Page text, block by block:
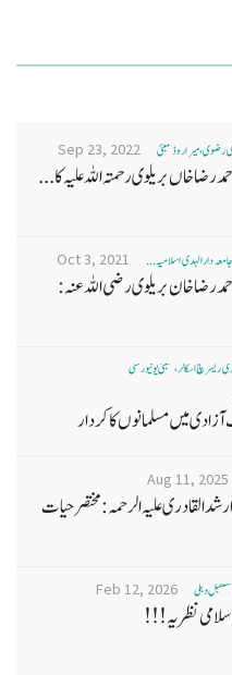
رضوی ، میرا روڈ ممبئی Sep 23, 2022
رضا خاں بر یلو ی رحمتہ اللہ علیہ کا...
دارالہدی اسلامیہ ... Oct 3, 2021
رضا خان بریلوی رضی اللہ عنہ:
اسکالر، ممبئی یونیورسٹی
میں مسلمانوں کا کردار
Aug 11, 2025
القادری علیہ الرحمہ: مختصر حیات
دہلی Feb 12, 2026
نظریہ!!!